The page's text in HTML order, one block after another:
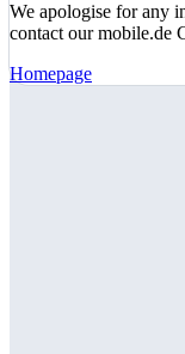
We apologise for any
contact our mobile.de
Homepage